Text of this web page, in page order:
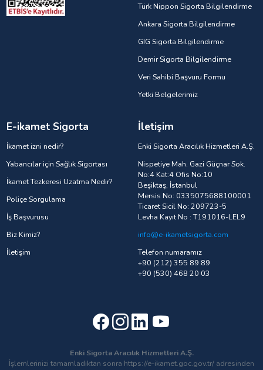
Türk Nippon Sigorta Bilgilendirme
Ankara Sigorta Bilgilendirme
GIG Sigorta Bilgilendirme
Demir Sigorta Bilgilendirme
Veri Sahibi Başvuru Formu
Yetki Belgelerimiz
E-ikamet Sigorta
İkamet izni nedir?
Yabancılar için Sağlık Sigortası
İkamet Tezkeresi Uzatma Nedir?
Poliçe Sorgulama
İş Başvurusu
Biz Kimiz?
İletişim
İletişim
Enki Sigorta Aracılık Hizmetleri A.Ş.
Nispetiye Mah. Gazi Güçnar Sok.
No:4 Kat:4 Ofis No:10
Beşiktaş, İstanbul
Mersis No: 0335075688100001
Ticaret Sicil No: 209723-5
Levha Kayıt No : T191016-LEL9
info@e-ikametsigorta.com
Telefon numaramız
+90 (212) 355 89 89
+90 (530) 468 20 03
Enki Sigorta Aracılık Hizmetleri A.Ş.
İşlemlerinizi tamamladıktan sonra https://e-ikamet.goc.gov.tr/ adresinden